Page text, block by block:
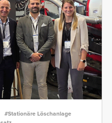
#Stationäre Löschanlage